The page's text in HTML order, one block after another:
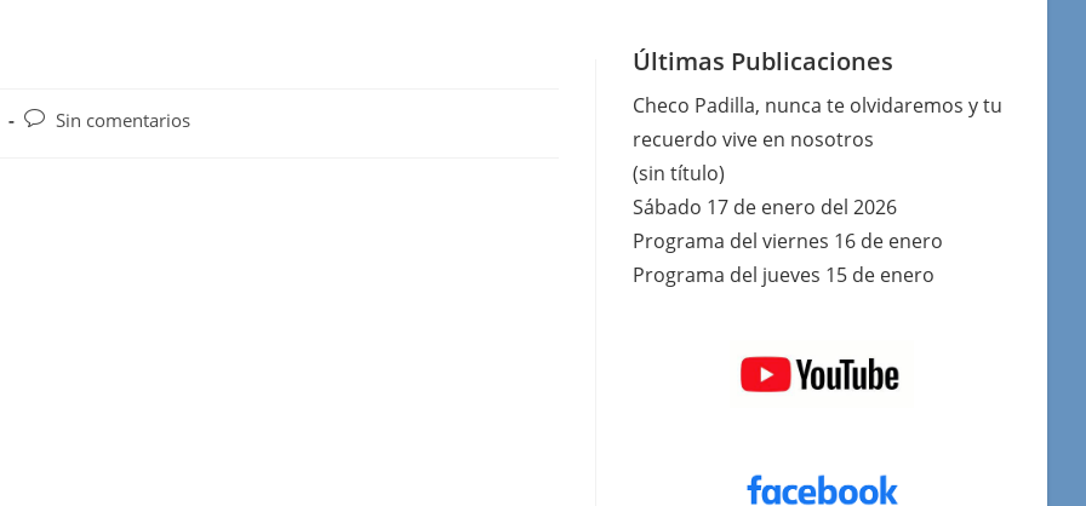
Comentarios
Sin comentarios
Últimas Publicaciones
Checo Padilla, nunca te olvidaremos y tu
recuerdo vive en nosotros
(sin título)
Sábado 17 de enero del 2026
Programa del viernes 16 de enero
Programa del jueves 15 de enero